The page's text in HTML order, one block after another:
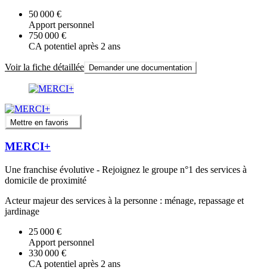
50 000 €
Apport personnel
750 000 €
CA potentiel après 2 ans
Voir la fiche détaillée Demander une documentation
Mettre en favoris
MERCI+
Une franchise évolutive - Rejoignez le groupe n°1 des services à
domicile de proximité
Acteur majeur des services à la personne : ménage, repassage et
jardinage
25 000 €
Apport personnel
330 000 €
CA potentiel après 2 ans